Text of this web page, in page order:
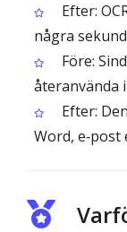
Efter:
några
Före:
återanvända
Efter:
Word,